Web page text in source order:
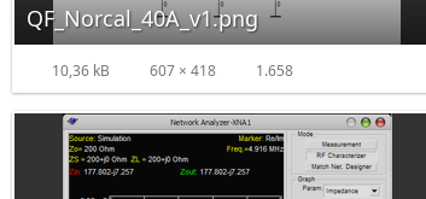
QF_Norcal_40A_v1.png
10,36 kB 607 × 418 1.658